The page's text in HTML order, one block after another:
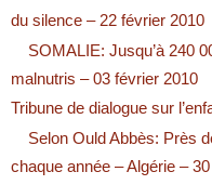
du silence – 22 février 2010
SOMALIE: Jusqu’à 240
malnutris – 03 février 2010
Tribune de dialogue sur
Selon Ould Abbès: Près
chaque année – Algérie –